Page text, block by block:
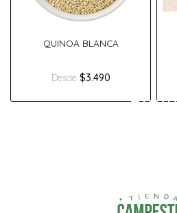
QUINOA BLANCA
Desde $3.490